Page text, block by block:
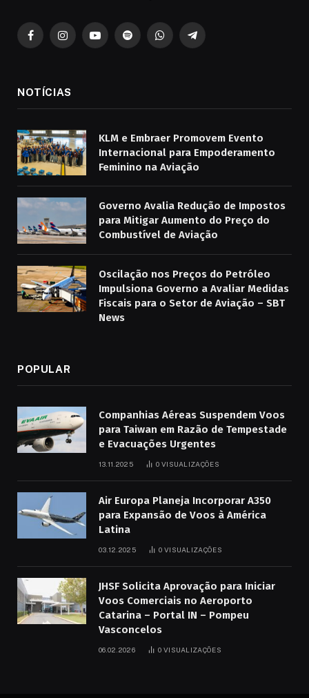
FacebookInstagramYouTubeSpotifyWhatsAppTelegrama
NOTÍCIAS
KLM e Embraer Promovem Evento
Internacional para Empoderamento
Feminino na Aviação
Governo Avalia Redução de Impostos
para Mitigar Aumento do Preço do
Combustível de Aviação
Oscilação nos Preços do Petróleo
Impulsiona Governo a Avaliar Medidas
Fiscais para o Setor de Aviação – SBT
News
POPULAR
Companhias Aéreas Suspendem Voos
para Taiwan em Razão de Tempestade
e Evacuações Urgentes
13.11.2025 0 VISUALIZAÇÕES
Air Europa Planeja Incorporar A350
para Expansão de Voos à América
Latina
03.12.2025 0 VISUALIZAÇÕES
JHSF Solicita Aprovação para Iniciar
Voos Comerciais no Aeroporto
Catarina – Portal IN – Pompeu
Vasconcelos
06.02.2026 0 VISUALIZAÇÕES